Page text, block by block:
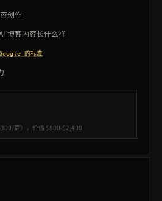
创作
博客内容长什么样
的标准
篇），价值 $800-$2,400